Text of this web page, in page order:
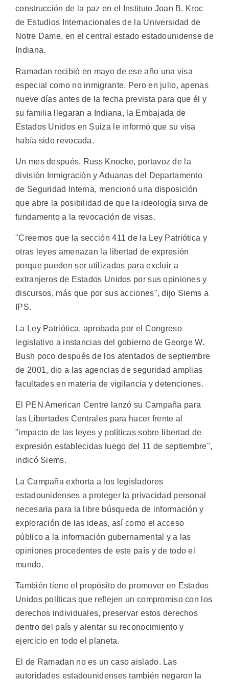
construcción de la paz en el Instituto Joan B. Kroc
de Estudios Internacionales de la Universidad de
Notre Dame, en el central estado estadounidense de
Indiana.
Ramadan recibió en mayo de ese año una visa
especial como no inmigrante. Pero en julio, apenas
nueve días antes de la fecha prevista para que él y
su familia llegaran a Indiana, la Embajada de
Estados Unidos en Suiza le informó que su visa
había sido revocada.
Un mes después, Russ Knocke, portavoz de la
división Inmigración y Aduanas del Departamento
de Seguridad Interna, mencionó una disposición
que abre la posibilidad de que la ideología sirva de
fundamento a la revocación de visas.
"Creemos que la sección 411 de la Ley Patriótica y
otras leyes amenazan la libertad de expresión
porque pueden ser utilizadas para excluir a
extranjeros de Estados Unidos por sus opiniones y
discursos, más que por sus acciones", dijo Siems a
IPS.
La Ley Patriótica, aprobada por el Congreso
legislativo a instancias del gobierno de George W.
Bush poco después de los atentados de septiembre
de 2001, dio a las agencias de seguridad amplias
facultades en materia de vigilancia y detenciones.
El PEN American Centre lanzó su Campaña para
las Libertades Centrales para hacer frente al
"impacto de las leyes y políticas sobre libertad de
expresión establecidas luego del 11 de septiembre",
indicó Siems.
La Campaña exhorta a los legisladores
estadounidenses a proteger la privacidad personal
necesaria para la libre búsqueda de información y
exploración de las ideas, así como el acceso
público a la información gubernamental y a las
opiniones procedentes de este país y de todo el
mundo.
También tiene el propósito de promover en Estados
Unidos políticas que reflejen un compromiso con los
derechos individuales, preservar estos derechos
dentro del país y alentar su reconocimiento y
ejercicio en todo el planeta.
El de Ramadan no es un caso aislado. Las
autoridades estadounidenses también negaron la